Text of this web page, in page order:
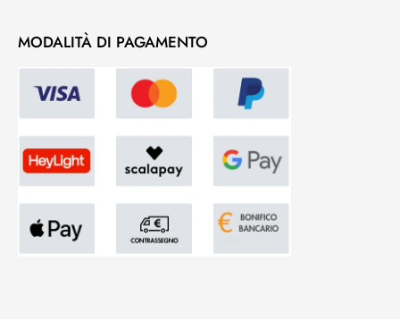
MODALITÀ DI PAGAMENTO